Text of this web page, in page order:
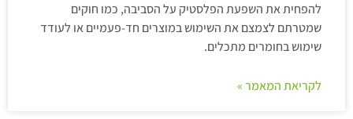
להפחית את השפעת הפלסטיק על הסביבה, כמו חוקים
שמטרתם לצמצם את השימוש במוצרים חד-פעמיים או לעודד
שימוש בחומרים מתכלים.
לקריאת המאמר »